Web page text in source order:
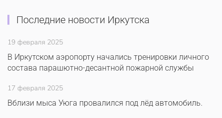
Последние новости Иркутска
19 февраля 2025
В Иркутском аэропорту начались тренировки личного
состава парашютно-десантной пожарной службы
17 февраля 2025
Вблизи мыса Уюга провалился под лёд автомобиль.